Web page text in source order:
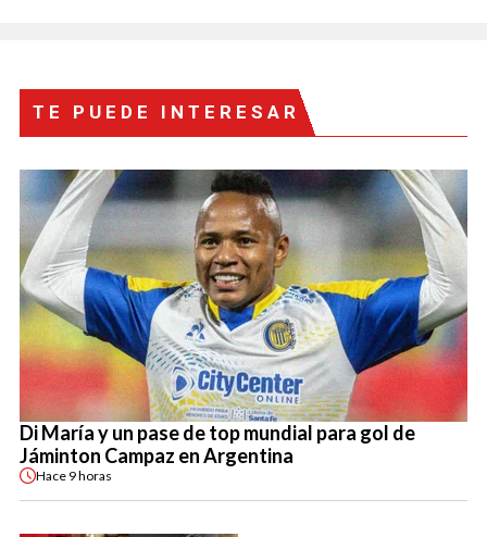
TE PUEDE INTERESAR
Di María y un pase de top mundial para gol de
Jáminton Campaz en Argentina
Hace 9 horas